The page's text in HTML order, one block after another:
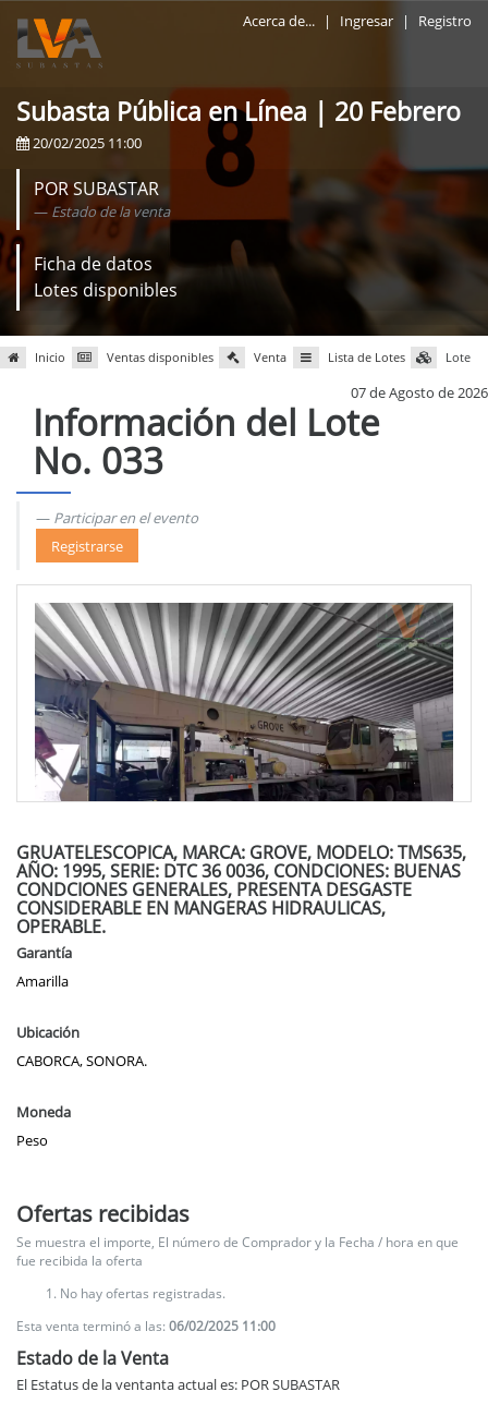
Acerca de... | Ingresar | Registro
Subasta Pública en Línea | 20 Febrero
20/02/2025 11:00
POR SUBASTAR
Estado de la venta
Ficha de datos
Lotes disponibles
Inicio Ventas disponibles Venta Lista de Lotes Lote
07 de Agosto de 2026
Información del Lote
No. 033
Participar en el evento
Registrarse
GRUATELESCOPICA, MARCA: GROVE, MODELO: TMS635,
AÑO: 1995, SERIE: DTC 36 0036, CONDCIONES: BUENAS
CONDCIONES GENERALES, PRESENTA DESGASTE
CONSIDERABLE EN MANGERAS HIDRAULICAS,
OPERABLE.
Garantía
Amarilla
Ubicación
CABORCA, SONORA.
Moneda
Peso
Ofertas recibidas
Se muestra el importe, El número de Comprador y la Fecha / hora en que
fue recibida la oferta
No hay ofertas registradas.
Esta venta terminó a las: 06/02/2025 11:00
Estado de la Venta
El Estatus de la ventanta actual es: POR SUBASTAR